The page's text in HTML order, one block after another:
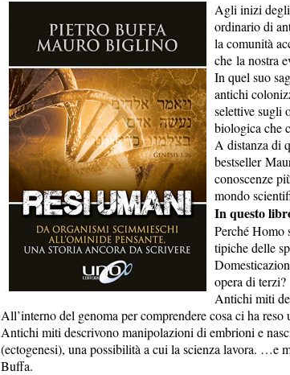
Agli inizi degli
ordinario di
la comunità
che la nostra
In quel suo
antichi
selettive sugli
biologica che
A distanza di
bestseller
conoscenze
mondo
In questo
Perché Homo
tipiche delle
opera di terzi?
Antichi miti
All’interno del genoma per comprendere cosa ci ha
Antichi miti descrivono manipolazioni di embrioni e
(ectogenesi), una possibilità a cui la scienza lavora.
Buffa.